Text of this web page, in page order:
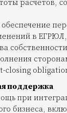
расчетов,
в
closing
поддержка
при
бизнеса,